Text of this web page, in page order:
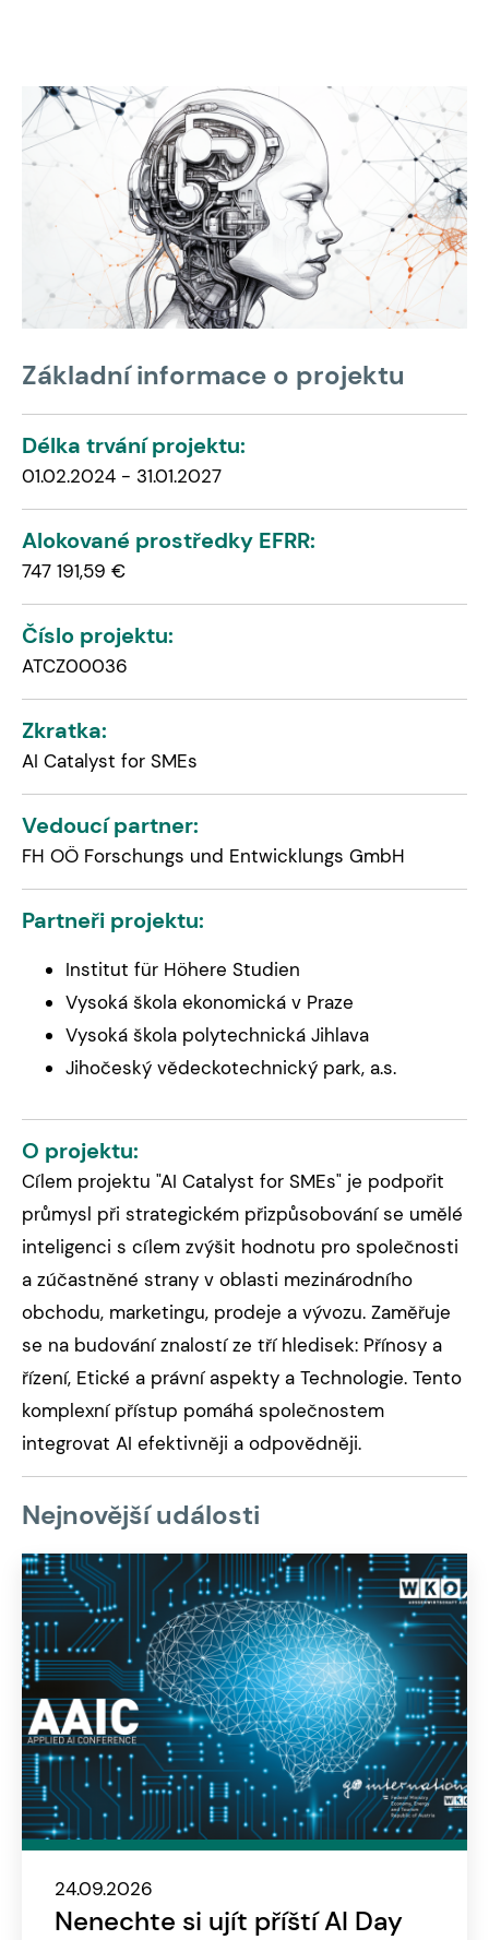
Základní informace o projektu
Délka trvání projektu:
01.02.2024 - 31.01.2027
Alokované prostředky EFRR:
747 191,59 €
Číslo projektu:
ATCZ00036
Zkratka:
AI Catalyst for SMEs
Vedoucí partner:
FH OÖ Forschungs und Entwicklungs GmbH
Partneři projektu:
Institut für Höhere Studien
Vysoká škola ekonomická v Praze
Vysoká škola polytechnická Jihlava
Jihočeský vědeckotechnický park, a.s.
O projektu:
Cílem projektu "AI Catalyst for SMEs" je podpořit
průmysl při strategickém přizpůsobování se umělé
inteligenci s cílem zvýšit hodnotu pro společnosti
a zúčastněné strany v oblasti mezinárodního
obchodu, marketingu, prodeje a vývozu. Zaměřuje
se na budování znalostí ze tří hledisek: Přínosy a
řízení, Etické a právní aspekty a Technologie. Tento
komplexní přístup pomáhá společnostem
integrovat AI efektivněji a odpovědněji.
Nejnovější události
24.09.2026
Nenechte si ujít příští AI Day